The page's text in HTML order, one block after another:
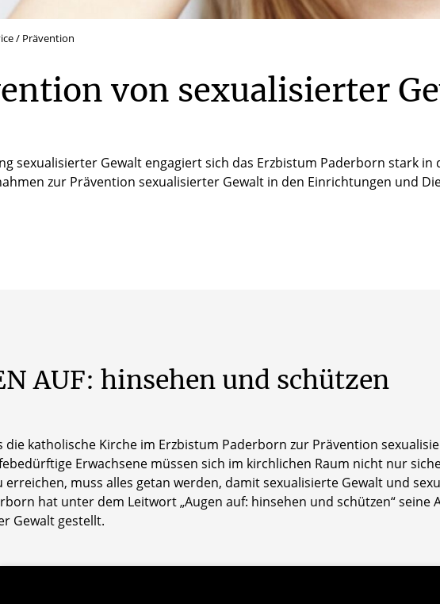
/ Prävention
von sexualisierter
sexualisierter Gewalt engagiert sich das Erzbistum Paderborn stark
zur Prävention sexualisierter Gewalt in den Einrichtungen und
AUF: hinsehen und schützen
die katholische Kirche im Erzbistum Paderborn zur Prävention
Erwachsene müssen sich im kirchlichen Raum nicht nur
erreichen, muss alles getan werden, damit sexualisierte Gewalt und
hat unter dem Leitwort „Augen auf: hinsehen und schützen“
Gewalt gestellt.